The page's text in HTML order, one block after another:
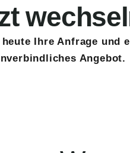
Ihre Anfrage und
Angebot.